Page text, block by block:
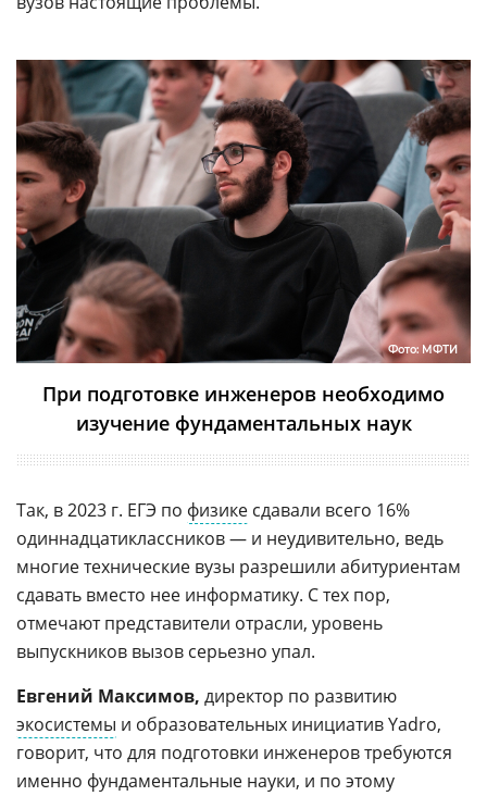
Фото: МФТИ
При подготовке инженеров необходимо
изучение фундаментальных наук
Так, в 2023 г. ЕГЭ по физике сдавали всего 16%
одиннадцатиклассников — и неудивительно, ведь
многие технические вузы разрешили абитуриентам
сдавать вместо нее информатику. С тех пор,
отмечают представители отрасли, уровень
выпускников вызов серьезно упал.
Евгений Максимов, директор по развитию
экосистемы и образовательных инициатив Yadro,
говорит, что для подготовки инженеров требуются
именно фундаментальные науки, и по этому